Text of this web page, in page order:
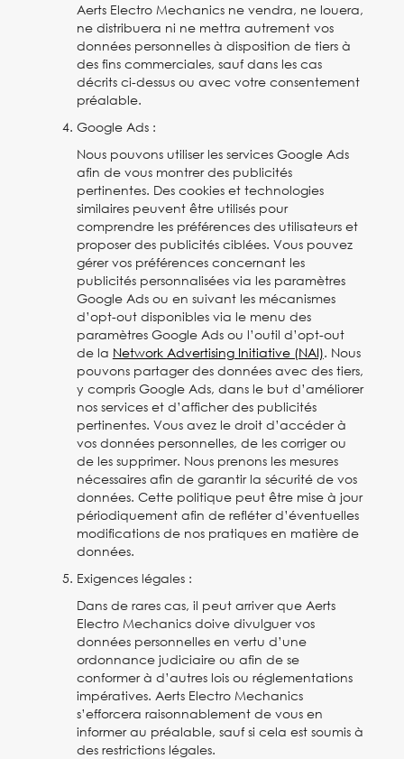
Aerts Electro Mechanics ne vendra, ne louera,
ne distribuera ni ne mettra autrement vos
données personnelles à disposition de tiers à
des fins commerciales, sauf dans les cas
décrits ci-dessus ou avec votre consentement
préalable.
Google Ads :
Nous pouvons utiliser les services Google Ads
afin de vous montrer des publicités
pertinentes. Des cookies et technologies
similaires peuvent être utilisés pour
comprendre les préférences des utilisateurs et
proposer des publicités ciblées. Vous pouvez
gérer vos préférences concernant les
publicités personnalisées via les paramètres
Google Ads ou en suivant les mécanismes
d’opt-out disponibles via le menu des
paramètres Google Ads ou l’outil d’opt-out
de la Network Advertising Initiative (NAI). Nous
pouvons partager des données avec des tiers,
y compris Google Ads, dans le but d’améliorer
nos services et d’afficher des publicités
pertinentes. Vous avez le droit d’accéder à
vos données personnelles, de les corriger ou
de les supprimer. Nous prenons les mesures
nécessaires afin de garantir la sécurité de vos
données. Cette politique peut être mise à jour
périodiquement afin de refléter d’éventuelles
modifications de nos pratiques en matière de
données.
Exigences légales :
Dans de rares cas, il peut arriver que Aerts
Electro Mechanics doive divulguer vos
données personnelles en vertu d’une
ordonnance judiciaire ou afin de se
conformer à d’autres lois ou réglementations
impératives. Aerts Electro Mechanics
s’efforcera raisonnablement de vous en
informer au préalable, sauf si cela est soumis à
des restrictions légales.